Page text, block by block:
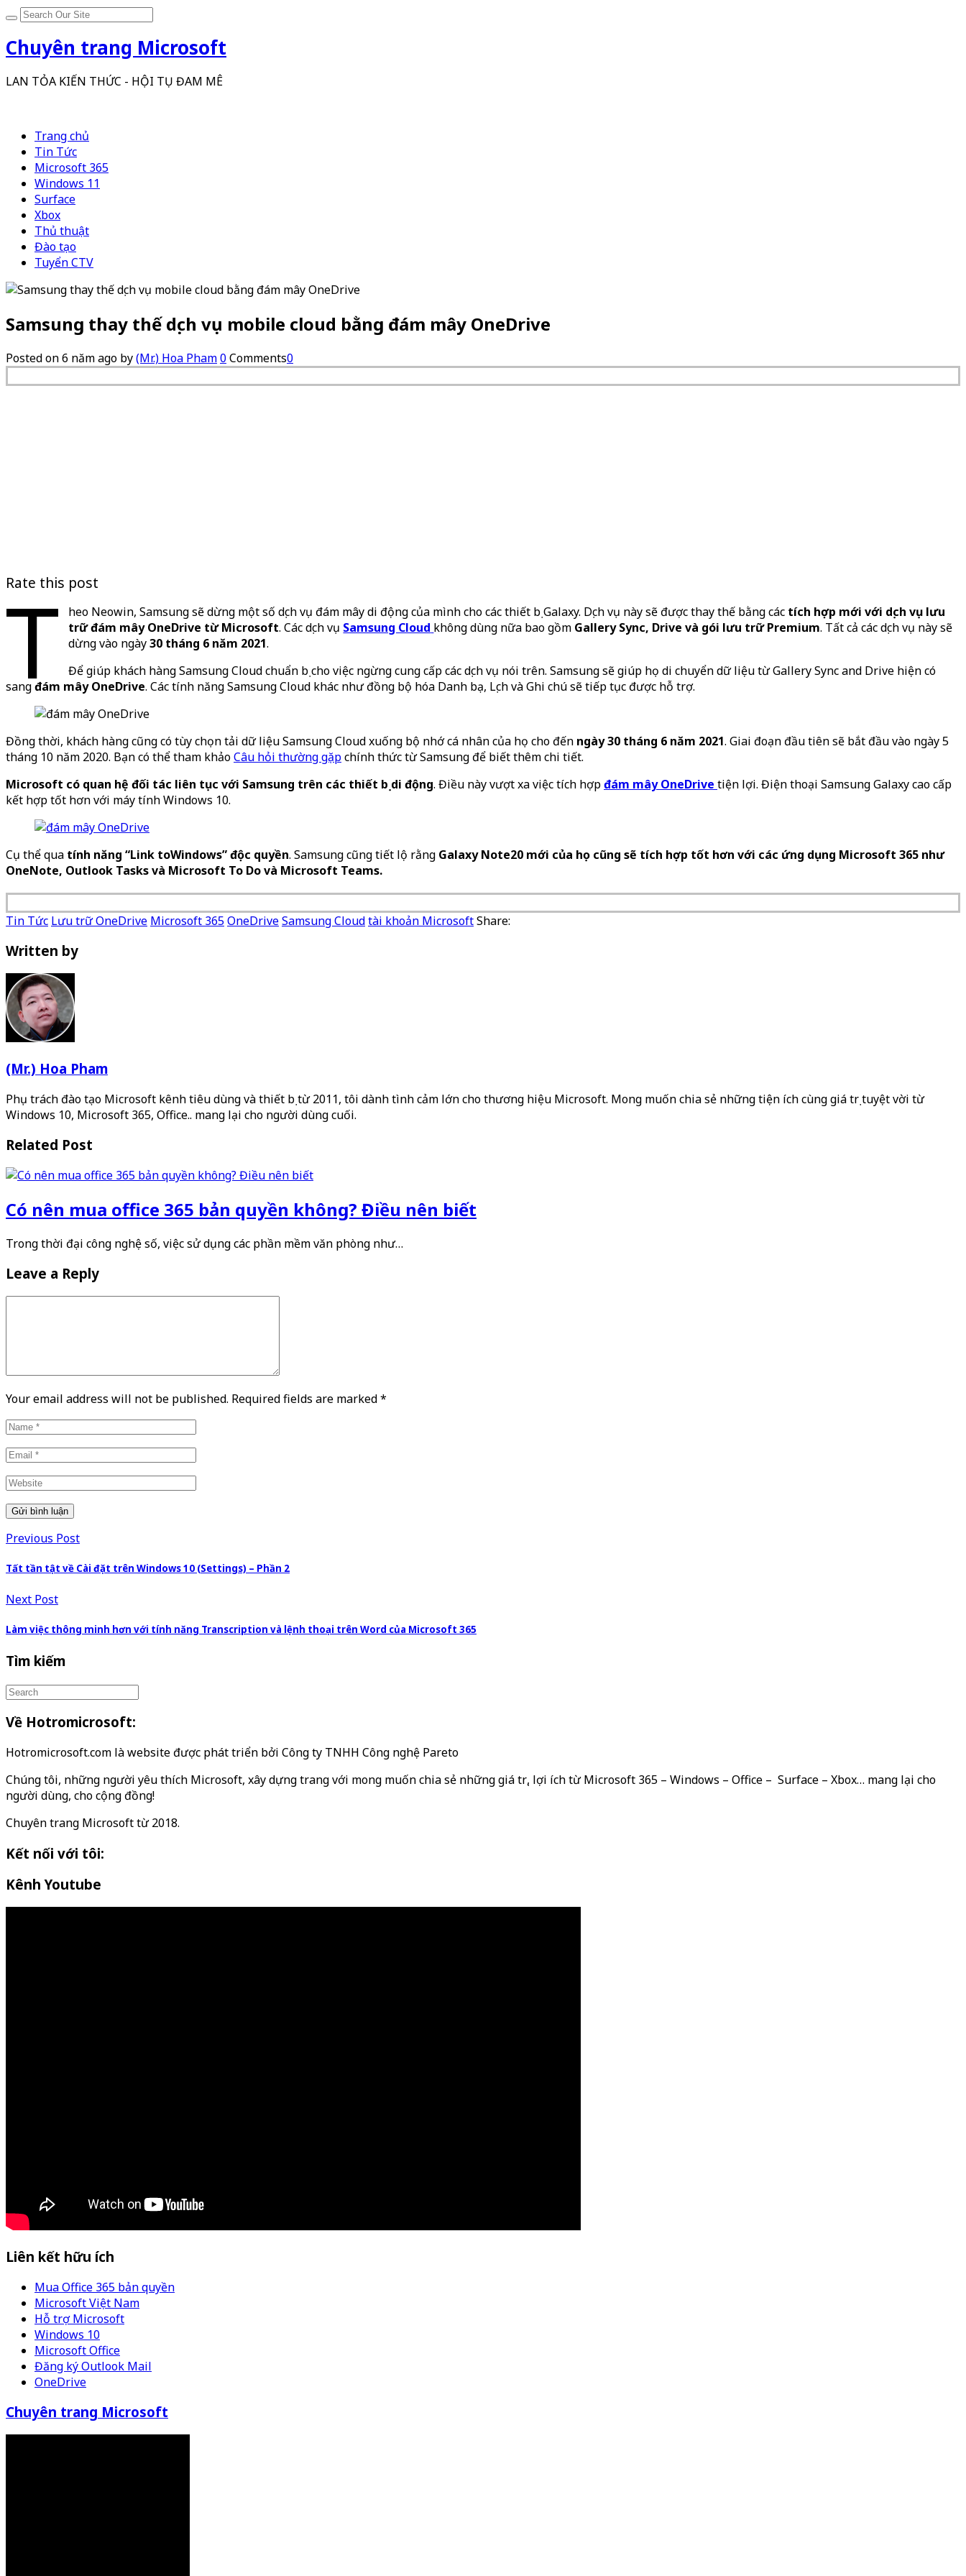
Chuyên trang Microsoft
LAN TỎA KIẾN THỨC - HỘI TỤ ĐAM MÊ
Trang chủ
Tin Tức
Microsoft 365
Windows 11
Surface
Xbox
Thủ thuật
Đào tạo
Tuyển CTV
Samsung thay thế dịch vụ mobile cloud bằng đám mây OneDrive
Posted on6 năm ago by(Mr.) Hoa Pham0Comments0
Rate this post
T heo Neowin, Samsung sẽ dừng một số dịch vụ đám mây di động của mình cho các thiết bị Galaxy. Dịch vụ này sẽ được thay thế bằng các tích hợp mới với dịch vụ lưu
trữ đám mây OneDrive từ Microsoft. Các dịch vụ Samsung Cloud không dùng nữa bao gồm Gallery Sync, Drive và gói lưu trữ Premium. Tất cả các dịch vụ này sẽ
dừng vào ngày30 tháng 6 năm 2021.
Để giúp khách hàng Samsung Cloud chuẩn bị cho việc ngừng cung cấp các dịch vụ nói trên. Samsung sẽ giúp họ di chuyển dữ liệu từ Gallery Sync and Drive hiện có
sangđám mây OneDrive. Các tính năng Samsung Cloud khác như đồng bộ hóa Danh bạ, Lịch và Ghi chú sẽ tiếp tục được hỗ trợ.
Đồng thời, khách hàng cũng có tùy chọn tải dữ liệu Samsung Cloud xuống bộ nhớ cá nhân của họ cho đến ngày 30 tháng 6 năm 2021. Giai đoạn đầu tiên sẽ bắt đầu vào ngày 5
tháng 10 năm 2020. Bạn có thể tham khảoCâu hỏi thường gặpchính thức từ Samsung để biết thêm chi tiết.
Microsoft có quan hệ đối tác liên tục với Samsung trên các thiết bị di động. Điều này vượt xa việc tích hợpđám mây OneDrive tiện lợi. Điện thoại Samsung Galaxy cao cấp
kết hợp tốt hơn với máy tính Windows 10.
Cụ thể qua tính năng “Link toWindows” độc quyền. Samsung cũng tiết lộ rằng Galaxy Note20 mới của họ cũng sẽ tích hợp tốt hơn với các ứng dụng Microsoft 365 như
OneNote, Outlook Tasks và Microsoft To Do và Microsoft Teams.
Tin Tức Lưu trữ OneDrive Microsoft 365OneDriveSamsung Cloudtài khoản MicrosoftShare:
Written by
(Mr.) Hoa Pham
Phụ trách đào tạo Microsoft kênh tiêu dùng và thiết bị từ 2011, tôi dành tình cảm lớn cho thương hiệu Microsoft. Mong muốn chia sẻ những tiện ích cùng giá trị tuyệt vời từ
Windows 10, Microsoft 365, Office.. mang lại cho người dùng cuối.
Related Post
Có nên mua office 365 bản quyền không? Điều nên biết
Trong thời đại công nghệ số, việc sử dụng các phần mềm văn phòng như…
Leave a Reply
Your email address will not be published. Required fields are marked*
Previous Post
Tất tần tật về Cài đặt trên Windows 10 (Settings) – Phần 2
Next Post
Làm việc thông minh hơn với tính năng Transcription và lệnh thoại trên Word của Microsoft 365
Tìm kiếm
Về Hotromicrosoft:
Hotromicrosoft.com là website được phát triển bởi Công ty TNHH Công nghệ Pareto
Chúng tôi, những người yêu thích Microsoft, xây dựng trang với mong muốn chia sẻ những giá trị, lợi ích từ Microsoft 365 – Windows – Office – Surface – Xbox… mang lại cho
người dùng, cho cộng đồng!
Chuyên trang Microsoft từ 2018.
Kết nối với tôi:
Kênh Youtube
Liên kết hữu ích
Mua Office 365 bản quyền
Microsoft Việt Nam
Hỗ trợ Microsoft
Windows 10
Microsoft Office
Đăng ký Outlook Mail
OneDrive
Chuyên trang Microsoft